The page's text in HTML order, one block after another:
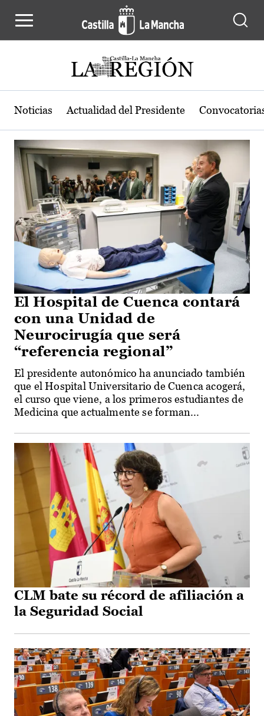
Actualidad de la región de Castilla-
Noticias Actualidad del Presidente
El Hospital de Cuenca contará
con una Unidad de
Neurocirugía que será
“referencia regional”
El presidente autonómico ha anunciado también
que el Hospital Universitario de Cuenca acogerá,
el curso que viene, a los primeros estudiantes de
Medicina que actualmente se forman...
CLM bate su récord de afiliación a
la Seguridad Social